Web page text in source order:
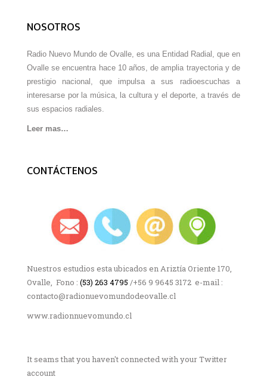
NOSOTROS
Radio Nuevo Mundo de Ovalle, es una Entidad Radial, que en
Ovalle se encuentra hace 10 años, de amplia trayectoria y de
prestigio nacional, que impulsa a sus radioescuchas a
interesarse por la música, la cultura y el deporte, a través de
sus espacios radiales.
Leer mas…
CONTÁCTENOS
Nuestros estudios esta ubicados en Ariztía Oriente 170,
Ovalle, Fono : (53) 263 4795 /+56 9 9645 3172 e-mail :
contacto@radionuevomundodeovalle.cl
www.radionnuevomundo.cl
It seams that you haven't connected with your Twitter
account